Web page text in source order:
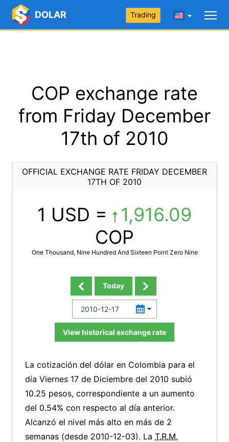
DOLAR Trading
COP exchange rate
from Friday December
17th of 2010
OFFICIAL EXCHANGE RATE FRIDAY DECEMBER
17TH OF 2010
1 USD =
1,916.09
COP
One Thousand, Nine Hundred And Sixteen Point Zero Nine
Today
View historical exchange rate
La cotización del dólar en Colombia para el
día Viernes 17 de Diciembre del 2010 subió
10.25 pesos, correspondiente a un aumento
del 0.54% con respecto al día anterior.
Alcanzó el nivel más alto en más de 2
semanas (desde 2010-12-03). La T.R.M.